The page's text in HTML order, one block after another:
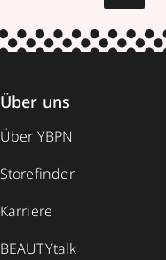
Über uns
Über YBPN
Storefinder
Karriere
BEAUTYtalk